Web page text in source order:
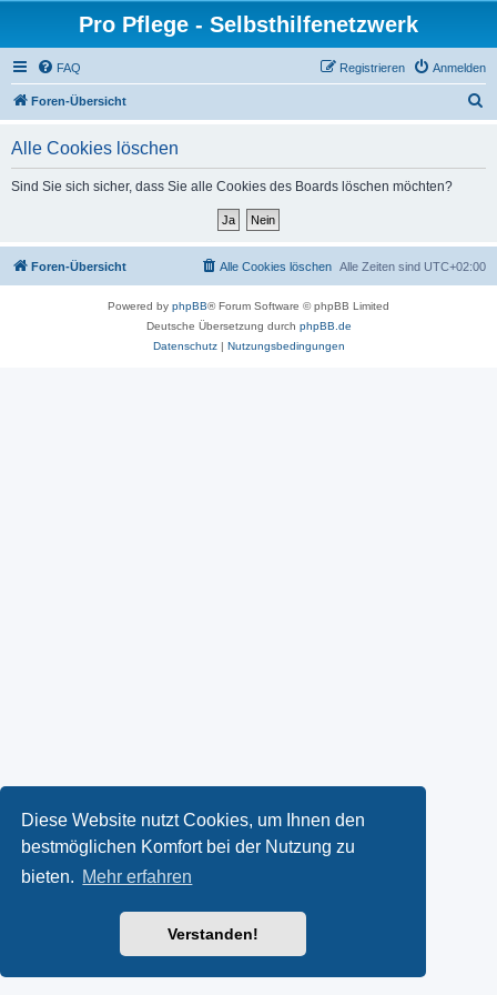
Diese Website nutzt Cookies, um Ihnen den
bestmöglichen Komfort bei der Nutzung zu
bieten. Mehr erfahren
Verstanden!
Pro Pflege - Selbsthilfenetzwerk
FAQ Anmelden
Registrieren
Foren-Übersicht
Alle Cookies löschen
Sind Sie sich sicher, dass Sie alle Cookies des Boards löschen möchten?
Foren-Übersicht Alle Zeiten sind UTC+02:00
Alle Cookies löschen
Powered by phpBB® Forum Software © phpBB Limited
Deutsche Übersetzung durch phpBB.de
Datenschutz| Nutzungsbedingungen